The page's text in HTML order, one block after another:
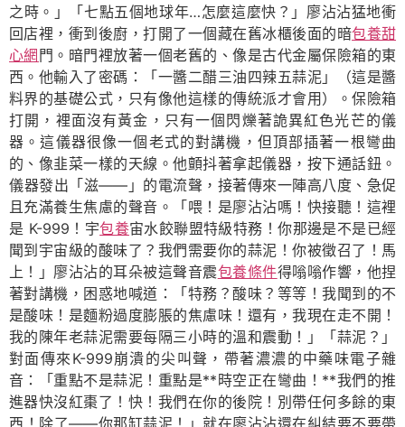
之時。」「七點五個地球年…怎麼這麼快？」廖沾沾猛地衝
回店裡，衝到後廚，打開了一個藏在舊冰櫃後面的暗包養甜
心網門。暗門裡放著一個老舊的、像是古代金屬保險箱的東
西。他輸入了密碼：「一醬二醋三油四辣五蒜泥」（這是醬
料界的基礎公式，只有像他這樣的傳統派才會用）。保險箱
打開，裡面沒有黃金，只有一個閃爍著詭異紅色光芒的儀
器。這儀器很像一個老式的對講機，但頂部插著一根彎曲
的、像韭菜一樣的天線。他顫抖著拿起儀器，按下通話鈕。
儀器發出「滋——」的電流聲，接著傳來一陣高八度、急促
且充滿養生焦慮的聲音。「喂！是廖沾沾嗎！快接聽！這裡
是 K-999！宇包養宙水餃聯盟特級特務！你那邊是不是已經
聞到宇宙級的酸味了？我們需要你的蒜泥！你被徵召了！馬
上！」廖沾沾的耳朵被這聲音震包養條件得嗡嗡作響，他捏
著對講機，困惑地喊道：「特務？酸味？等等！我聞到的不
是酸味！是麵粉過度膨脹的焦慮味！還有，我現在走不開！
我的陳年老蒜泥需要每隔三小時的溫和震動！」「蒜泥？」
對面傳來K-999崩潰的尖叫聲，帶著濃濃的中藥味電子雜
音：「重點不是蒜泥！重點是**時空正在彎曲！**我們的推
進器快沒紅棗了！快！我們在你的後院！別帶任何多餘的東
西！除了——你那缸蒜泥！」就在廖沾沾還在糾結要不要帶